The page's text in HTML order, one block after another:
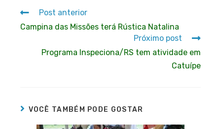
Post anterior
Campina das Missões terá Rústica Natalina
Próximo post
Programa Inspeciona/RS tem atividade em
Catuípe
VOCÊ TAMBÉM PODE GOSTAR